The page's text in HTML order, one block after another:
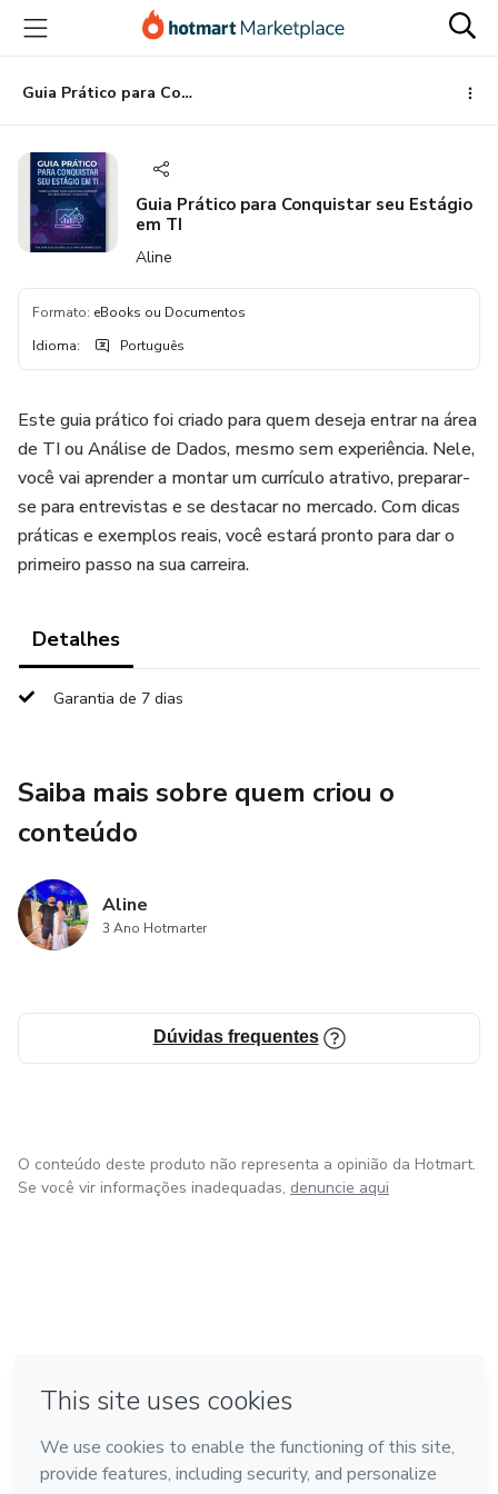
para
conteúdo
principal
para
pagamento
para
rodapé
Guia Prático para Conquistar seu Estágio em TI
Guia Prático para Conquistar seu Estágio
em TI
Aline
Formato: eBooks ou Documentos
Idioma: Português
Este guia prático foi criado para quem deseja entrar na área
de TI ou Análise de Dados, mesmo sem experiência. Nele,
você vai aprender a montar um currículo atrativo, preparar-
se para entrevistas e se destacar no mercado. Com dicas
práticas e exemplos reais, você estará pronto para dar o
primeiro passo na sua carreira.
Detalhes
Garantia de 7 dias
Saiba mais sobre quem criou o
conteúdo
Aline
3 Ano Hotmarter
Dúvidas frequentes
O conteúdo deste produto não representa a opinião da Hotmart.
Se você vir informações inadequadas, denuncie aqui
Feito com ❤ na Cidade do México